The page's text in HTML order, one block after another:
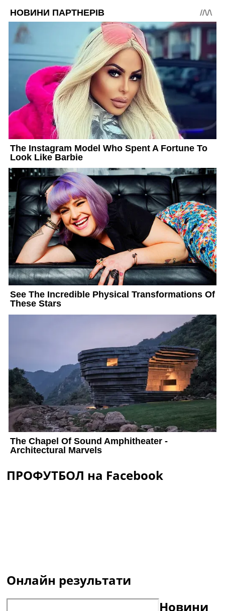
ПРОФУТБОЛ на Facebook
Онлайн результати
Новини